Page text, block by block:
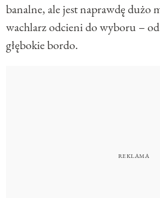
banalne, ale jest naprawdę dużo
wachlarz odcieni do wyboru –
głębokie bordo.